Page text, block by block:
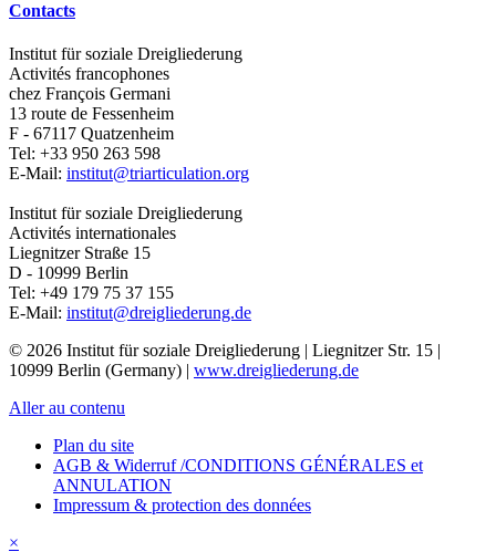
Contacts
Institut für soziale Dreigliederung
Activités francophones
chez François Germani
13 route de Fessenheim
F - 67117 Quatzenheim
Tel: +33 950 263 598
E-Mail: institut@triarticulation.org
Institut für soziale Dreigliederung
Activités internationales
Liegnitzer Straße 15
D - 10999 Berlin
Tel: +49 179 75 37 155
E-Mail: institut@dreigliederung.de
© 2026 Institut für soziale Dreigliederung | Liegnitzer Str. 15 |
10999 Berlin (Germany) | www.dreigliederung.de
Aller au contenu
Plan du site
AGB & Widerruf /CONDITIONS GÉNÉRALES et
ANNULATION
Impressum & protection des données
×